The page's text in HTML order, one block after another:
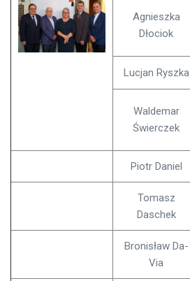
Agnieszka
Dłociok
Lucjan Ryszka
Waldemar
Świerczek
Piotr Daniel
Tomasz
Daschek
Bronisław Da-
Via